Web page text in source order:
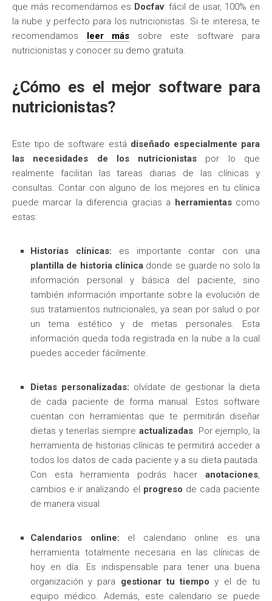
que más recomendamos es Docfav: fácil de usar, 100% en
la nube y perfecto para los nutricionistas. Si te interesa, te
recomendamos leer más sobre este software para
nutricionistas y conocer su demo gratuita.
¿Cómo es el mejor software para
nutricionistas?
Este tipo de software está diseñado especialmente para
las necesidades de los nutricionistas por lo que
realmente facilitan las tareas diarias de las clínicas y
consultas. Contar con alguno de los mejores en tu clínica
puede marcar la diferencia gracias a herramientascomo
estas:
Historias clínicas: es importante contar con una
plantilla de historia clínica donde se guarde no solo la
información personal y básica del paciente, sino
también información importante sobre la evolución de
sus tratamientos nutricionales, ya sean por salud o por
un tema estético y de metas personales. Esta
información queda toda registrada en la nube a la cual
puedes acceder fácilmente.
Dietas personalizadas: olvídate de gestionar la dieta
de cada paciente de forma manual. Estos software
cuentan con herramientas que te permitirán diseñar
dietas y tenerlas siempre actualizadas. Por ejemplo, la
herramienta de historias clínicas te permitirá acceder a
todos los datos de cada paciente y a su dieta pautada.
Con esta herramienta podrás hacer anotaciones,
cambios e ir analizando el progreso de cada paciente
de manera visual.
Calendarios online: el calendario online es una
herramienta totalmente necesaria en las clínicas de
hoy en día. Es indispensable para tener una buena
organización y para gestionar tu tiempo y el de tu
equipo médico. Además, este calendario se puede